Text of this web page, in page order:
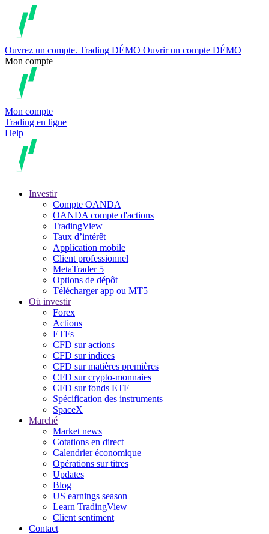
Ouvrez un compte. Trading DÉMO Ouvrir un compte DÉMO
Mon compte
Mon compte
Trading en ligne
Help
Investir
Compte OANDA
OANDA compte d'actions
TradingView
Taux d’intérêt
Application mobile
Client professionnel
MetaTrader 5
Options de dépôt
Télécharger app ou MT5
Où investir
Forex
Actions
ETFs
CFD sur actions
CFD sur indices
CFD sur matières premières
CFD sur crypto-monnaies
CFD sur fonds ETF
Spécification des instruments
SpaceX
Marché
Market news
Cotations en direct
Calendrier économique
Opérations sur titres
Updates
Blog
US earnings season
Learn TradingView
Client sentiment
Contact